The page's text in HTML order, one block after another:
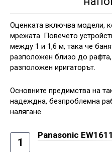
Оценката включва модели,
мрежата. Повечето
между 1 и 1,6 м, така че
разположен близо до
разположен иригаторът.
Основните предимства на
надеждна, безпроблемна
налягане.
1
Panasonic